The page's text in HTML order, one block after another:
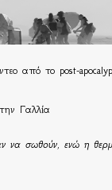
από το post-
Γαλλία
να σωθούν, ενώ η